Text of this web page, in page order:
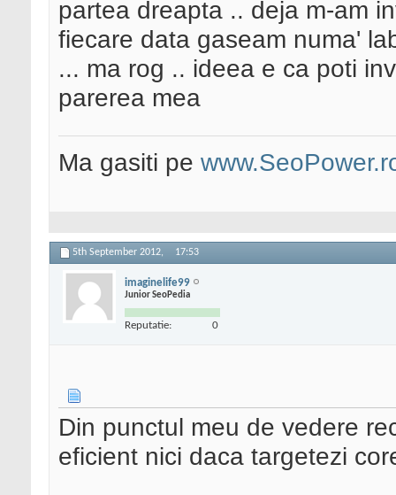
partea dreapta .. deja m-am
fiecare data gaseam numa'
... ma rog .. ideea e ca poti
parerea mea
Ma gasiti pe
5th September 2012, 17:53
imaginelife99
Junior SeoPedia
Reputatie: 0
Din punctul meu de vedere
eficient nici daca targetezi